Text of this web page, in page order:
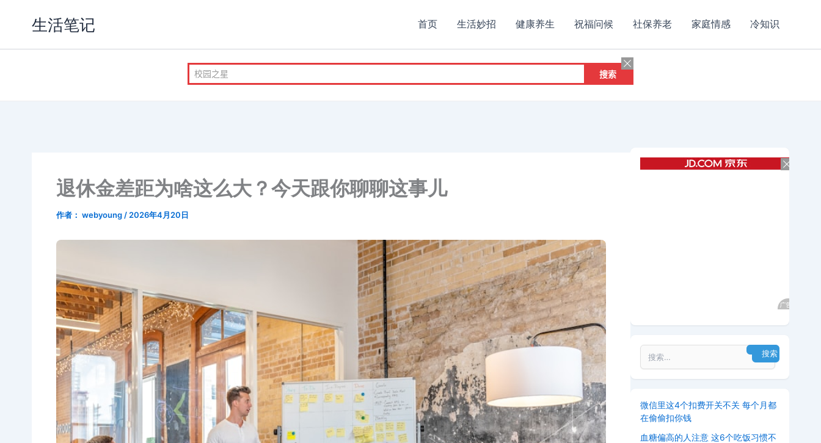
生活笔记 首页 生活妙招 健康养生 祝福问候 社保养老 家庭情感 冷知识
退休金差距为啥这么大？今天跟你聊聊这事儿
作者： webyoung / 2026年4月20日
微信里这4个扣费开关不关 每个月都
在偷偷扣你钱
血糖偏高的人注意 这6个吃饭习惯不